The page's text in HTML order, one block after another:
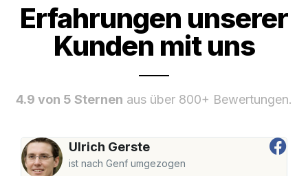
Erfahrungen unserer
Kunden mit uns
4.9 von 5 Sternen aus über 800+ Bewertungen.
Ulrich Gerste
ist nach Genf umgezogen